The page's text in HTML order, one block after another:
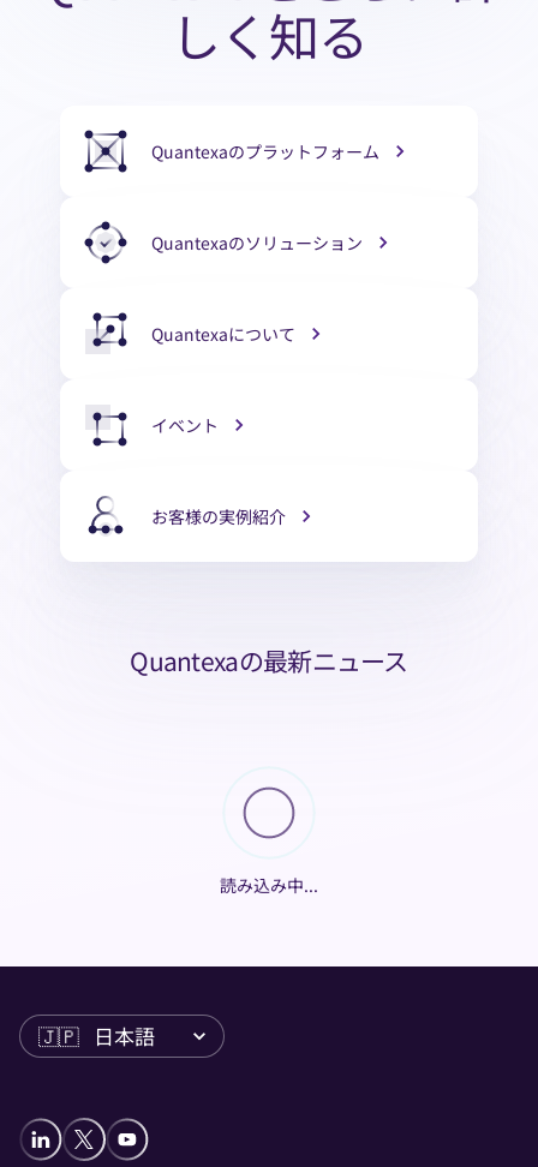
しく知る
Quantexaのプラットフォーム
Quantexaのソリューション
Quantexaについて
イベント
お客様の実例紹介
Quantexaの最新ニュース
読み込み中...
言語